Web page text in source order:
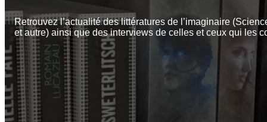
Retrouvez l’actualité des littératures de l’imaginaire
et autre) ainsi que des interviews de celles et ceux qui les